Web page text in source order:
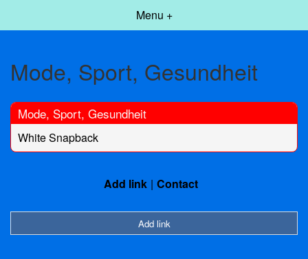
Menu +
Mode, Sport, Gesundheit
Mode, Sport, Gesundheit
White Snapback
Add link Contact
Add link